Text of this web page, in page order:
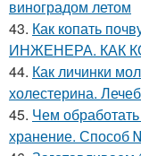
виноградом летом
43. Как копать
ИНЖЕНЕРА. КАК
44. Как личинки
холестерина.
45. Чем
хранение. Способ